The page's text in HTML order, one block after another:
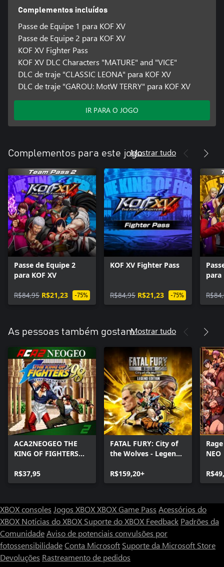
Complementos incluídos
Passe de Equipe 1 para KOF XV
Passe de Equipe 2 para KOF XV
KOF XV Fighter Pass
KOF XV DLC Characters "MATURE" and "VICE"
DLC de traje "CLASSIC LEONA" para KOF XV
DLC de traje "GAROU: MotW TERRY" para KOF XV
IR PARA O JOGO
Complementos para este jogoMostrar tudo
Passe de Equipe 2
para KOF XV
R$84,95 R$21,23 -75%
KOF XV Fighter Pass
R$84,95 R$21,23 -75%
para
As pessoas também gostamMostrar tudo
ACA2NEOGEO THE
KING OF FIGHTERS
R$37,95
FATAL FURY: City of
the Wolves - Legend
R$159,20+
NEO
XBOX consoles Jogos XBOXXBOX Game Pass Acessórios do
XBOX Notícias do XBOX Suporte do XBOX Feedback Padrões da
ComunidadeAviso de potenciais convulsões por
fotossensibilidadeConta Microsoft Suporte da Microsoft Store
Devoluções Rastreamento de pedidos